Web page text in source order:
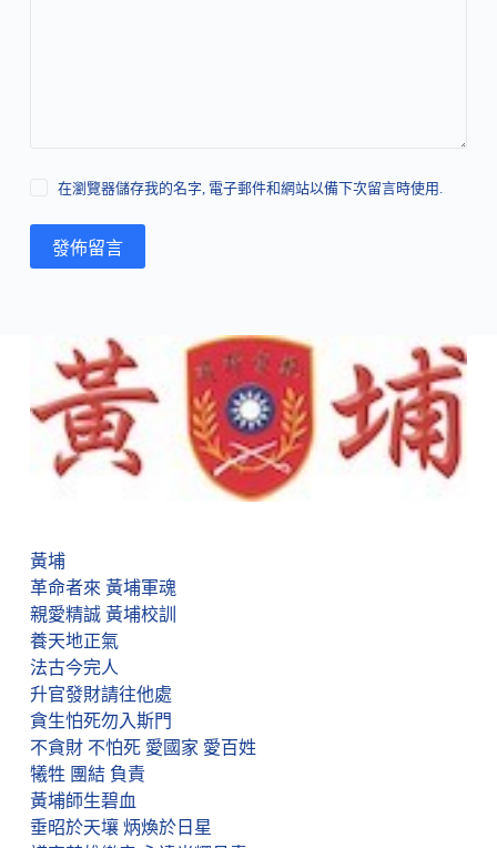
在瀏覽器儲存我的名字, 電子郵件和網站以備下次留言時使用.
發佈留言
黃埔
革命者來 黃埔軍魂
親愛精誠 黃埔校訓
養天地正氣
法古今完人
升官發財請往他處
貪生怕死勿入斯門
不貪財 不怕死 愛國家 愛百姓
犧牲 團結 負責
黃埔師生碧血
垂昭於天壤 炳煥於日星